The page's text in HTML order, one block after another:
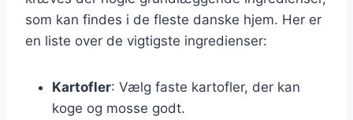
som kan findes i de fleste danske hjem. Her er
en liste over de vigtigste ingredienser:
Kartofler: Vælg faste kartofler, der kan
koge og mosse godt.